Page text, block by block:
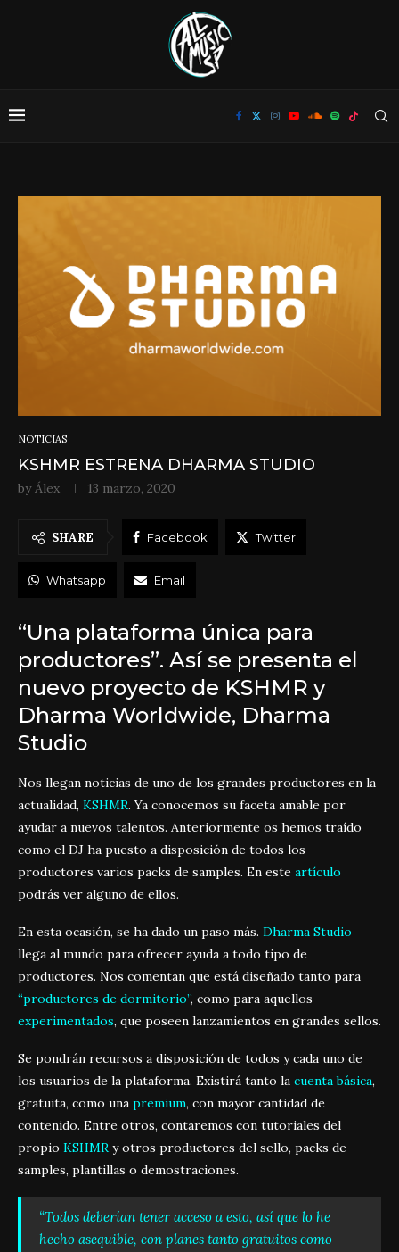
NOTICIAS
KSHMR ESTRENA DHARMA STUDIO
byÁlex 13 marzo, 2020
SHARE Facebook Twitter
Whatsapp Email
“Una plataforma única para
productores”. Así se presenta el
nuevo proyecto de KSHMR y
Dharma Worldwide, Dharma
Studio
Nos llegan noticias de uno de los grandes productores en la
actualidad, KSHMR. Ya conocemos su faceta amable por
ayudar a nuevos talentos. Anteriormente os hemos traído
como el DJ ha puesto a disposición de todos los
productores varios packs de samples. En este artículo
podrás ver alguno de ellos.
En esta ocasión, se ha dado un paso más. Dharma Studio
llega al mundo para ofrecer ayuda a todo tipo de
productores. Nos comentan que está diseñado tanto para
“productores de dormitorio”, como para aquellos
experimentados, que poseen lanzamientos en grandes sellos.
Se pondrán recursos a disposición de todos y cada uno de
los usuarios de la plataforma. Existirá tanto la cuenta básica,
gratuita, como una premium, con mayor cantidad de
contenido. Entre otros, contaremos con tutoriales del
propio KSHMR y otros productores del sello, packs de
samples, plantillas o demostraciones.
“Todos deberían tener acceso a esto, así que lo he
hecho asequible, con planes tanto gratuitos como